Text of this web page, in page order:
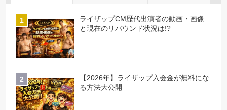
ライザップCM歴代出演者の動画・画像
と現在のリバウンド状況は!?
【2026年】ライザップ入会金が無料にな
る方法大公開